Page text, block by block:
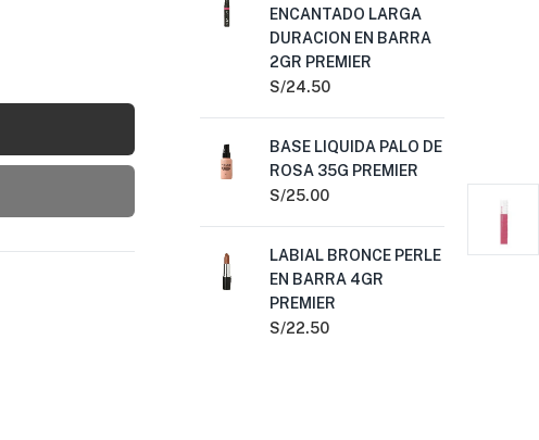
ENCANTADO LARGA
DURACION EN BARRA
2GR PREMIER
S/24.50
BASE LIQUIDA PALO DE
ROSA 35G PREMIER
S/25.00
LABIAL BRONCE PERLE
EN BARRA 4GR
PREMIER
S/22.50
S/